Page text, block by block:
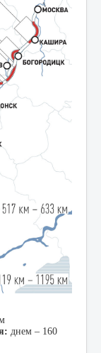
днем – 160